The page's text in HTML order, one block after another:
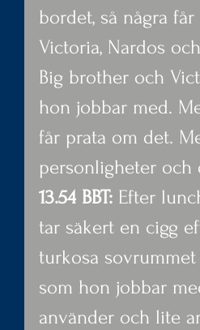
bordet, så några
Victoria, Nardos
Big brother och
hon jobbar med.
får prata om det.
personligheter
13.54 BBT: Efter
tar säkert en cigg
turkosa
som hon jobbar
använder och lite